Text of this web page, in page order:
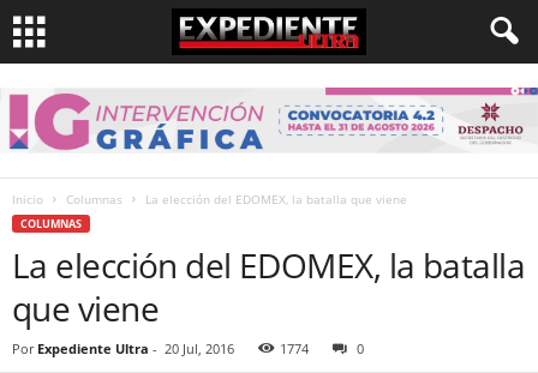
Inicio Columnas La elección del EDOMEX, la batalla que viene
COLUMNAS
La elección del EDOMEX, la batalla
que viene
Por Expediente Ultra - 20 Jul, 2016 1774 0